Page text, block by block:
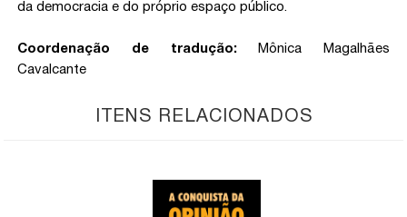
da democracia e do próprio espaço público.
Coordenação de tradução:
Mônica Magalhães
Cavalcante
ITENS RELACIONADOS